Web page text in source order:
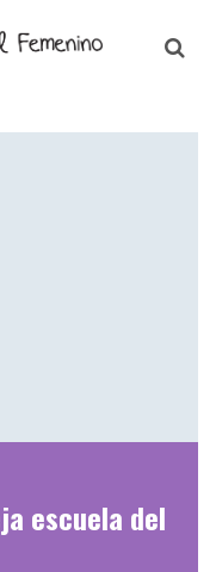
escuela del